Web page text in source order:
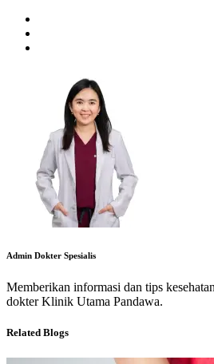
Admin Dokter Spesialis
Memberikan informasi dan tips
dokter Klinik Utama Pandawa.
Related Blogs